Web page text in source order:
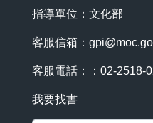
指導單位：文化部
客服信箱：
客服電話：：02-2518-
我要找書